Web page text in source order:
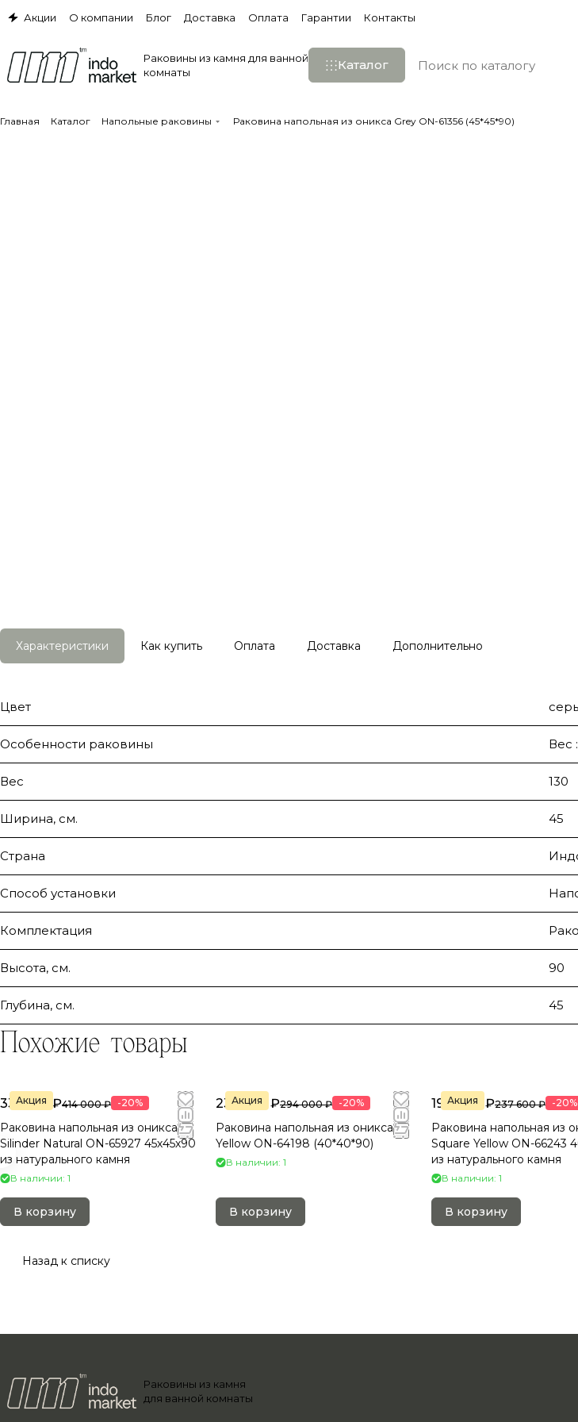
Акции О компании Блог Доставка Оплата Гарантии Контакты
Раковины из камня для ванной
комнаты
Каталог
Главная Каталог Напольные раковины Раковина напольная из оникса Grey ON-61356 (45*45*90)
Характеристики Как купить Оплата Доставка Дополнительно
Цвет
Особенности раковины Вес
Вес 130
Ширина, см. 45
Страна
Способ установки
Комплектация
Высота, см. 90
Глубина, см. 45
Похожие товары
Акция
331 200 ₽414 000 ₽ -20%
Раковина напольная из оникса
Silinder Natural ON-65927 45х45х90
из натурального камня
В наличии: 1
В корзину
Акция
235 200 ₽294 000 ₽ -20%
Раковина напольная из оникса
Yellow ON-64198 (40*40*90)
В наличии: 1
В корзину
Акция
190 080 ₽237 600 ₽ -20%
Раковина напольная из
Square Yellow ON-66243
из натурального камня
В наличии: 1
В корзину
Назад к списку
Раковины из камня
для ванной комнаты